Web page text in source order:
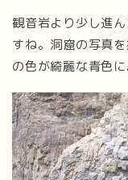
観音岩より少し進
すね。洞窟の写真
の色が綺麗な青色に